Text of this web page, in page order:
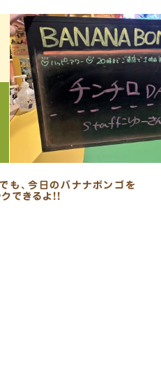
も、今日のバナナボンゴを
クできるよ!!